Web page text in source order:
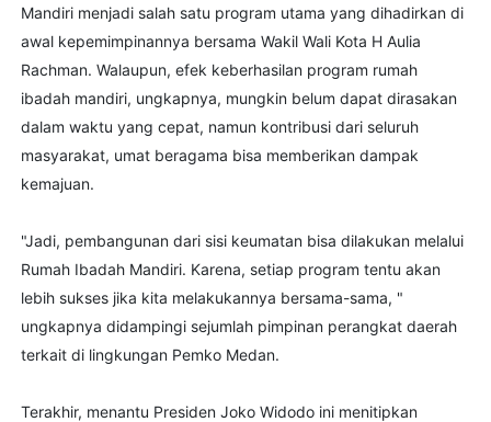
Mandiri menjadi salah satu program utama yang dihadirkan di
awal kepemimpinannya bersama Wakil Wali Kota H Aulia
Rachman. Walaupun, efek keberhasilan program rumah
ibadah mandiri, ungkapnya, mungkin belum dapat dirasakan
dalam waktu yang cepat, namun kontribusi dari seluruh
masyarakat, umat beragama bisa memberikan dampak
kemajuan.
"Jadi, pembangunan dari sisi keumatan bisa dilakukan melalui
Rumah Ibadah Mandiri. Karena, setiap program tentu akan
lebih sukses jika kita melakukannya bersama-sama, "
ungkapnya didampingi sejumlah pimpinan perangkat daerah
terkait di lingkungan Pemko Medan.
Terakhir, menantu Presiden Joko Widodo ini menitipkan